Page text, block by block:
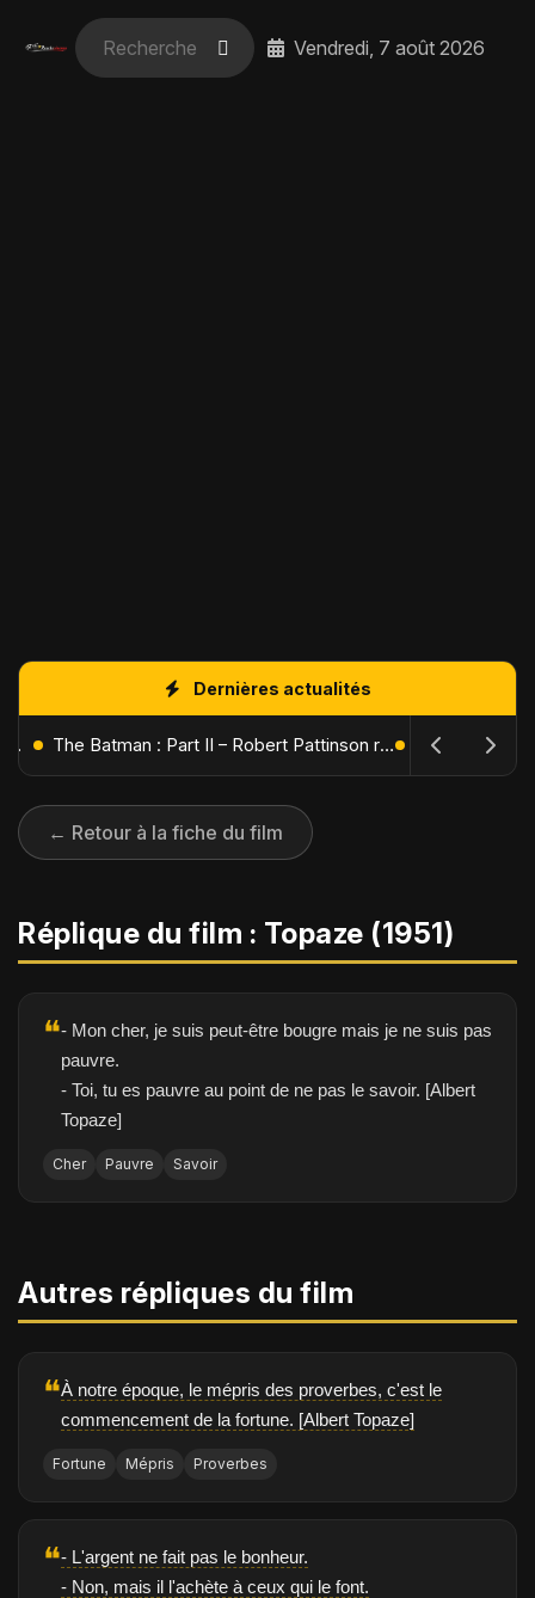
Vendredi, 7 août 2026
Dernières actualités
L'Âge de Glace : Le Réveil du Volcan – Manny, Sid et Diego de retour pour une aventure explosive The Batman : Part II – Robert Pattinson replonge dans les ténèbres de Gotham dès octobre 2027
← Retour à la fiche du film
Réplique du film : Topaze (1951)
❝- Mon cher, je suis peut-être bougre mais je ne suis pas
pauvre.
- Toi, tu es pauvre au point de ne pas le savoir. [Albert
Topaze]
Cher Pauvre Savoir
Autres répliques du film
❝À notre époque, le mépris des proverbes, c'est le
commencement de la fortune. [Albert Topaze]
Fortune Mépris Proverbes
❝- L'argent ne fait pas le bonheur.
- Non, mais il l'achète à ceux qui le font.